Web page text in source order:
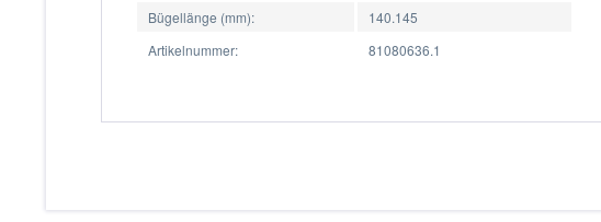
Bügellänge (mm):
140.145
Artikelnummer:
81080636.1